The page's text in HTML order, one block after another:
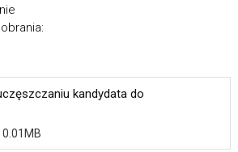
kandydata do
0.01MB